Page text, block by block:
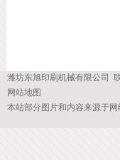
潍坊东旭印刷机械有限公司
网站地图
本站部分图片和内容来源于